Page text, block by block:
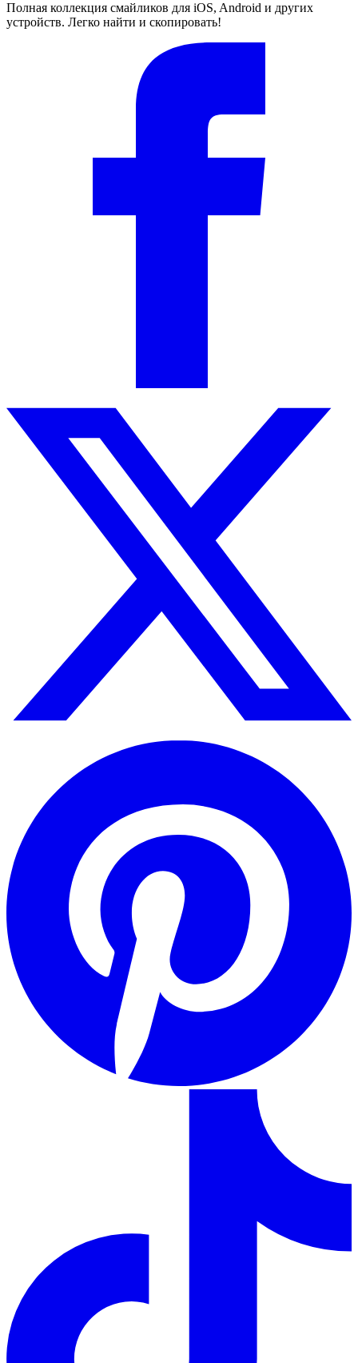
Полная коллекция смайликов для iOS, Android и других
устройств. Легко найти и скопировать!